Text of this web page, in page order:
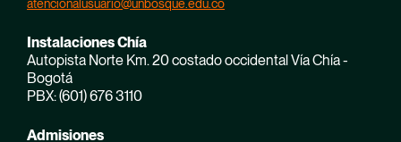
atencionalusuario@unbosque.edu.co
Instalaciones Chía
Autopista Norte Km. 20 costado occidental Vía Chía -
Bogotá
PBX: (601) 676 3110
Admisiones